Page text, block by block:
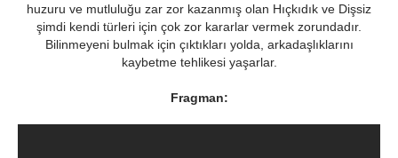
huzuru ve mutluluğu zar zor kazanmış olan Hıçkıdık ve Dişsiz
şimdi kendi türleri için çok zor kararlar vermek zorundadır.
Bilinmeyeni bulmak için çıktıkları yolda, arkadaşlıklarını
kaybetme tehlikesi yaşarlar.
Fragman: